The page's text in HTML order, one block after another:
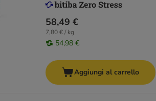
58,49 €
7,80 € / kg
54,98 €
Aggiungi al carrello